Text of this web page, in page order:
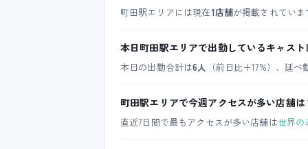
町田駅エリアには現在1店舗が掲載されていま
本日町田駅エリアで出勤しているキャスト
本日の出勤合計は6人 （前日比+17%）、延べ
町田駅エリアで今週アクセスが多い店舗は
直近7日間で最もアクセスが多い店舗は世界の